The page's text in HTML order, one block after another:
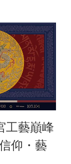
工藝巔峰
仰・藝